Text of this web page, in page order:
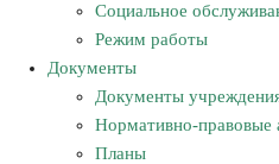
Социальное
Режим работы
Документы
Документы
Нормативно-правовые
Планы